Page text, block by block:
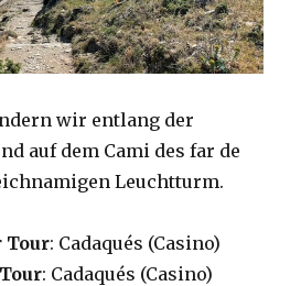
wir entlang der
auf dem Cami des far de
Leuchtturm.
Tour: Cadaqués (Casino)
: Cadaqués (Casino)